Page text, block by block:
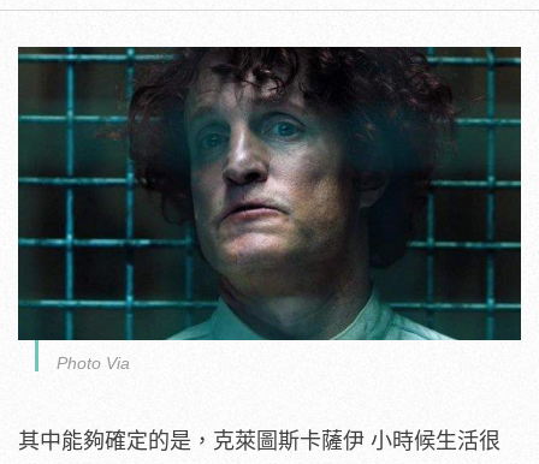
Photo Via
其中能夠確定的是，克萊圖斯卡薩伊 小時候生活很